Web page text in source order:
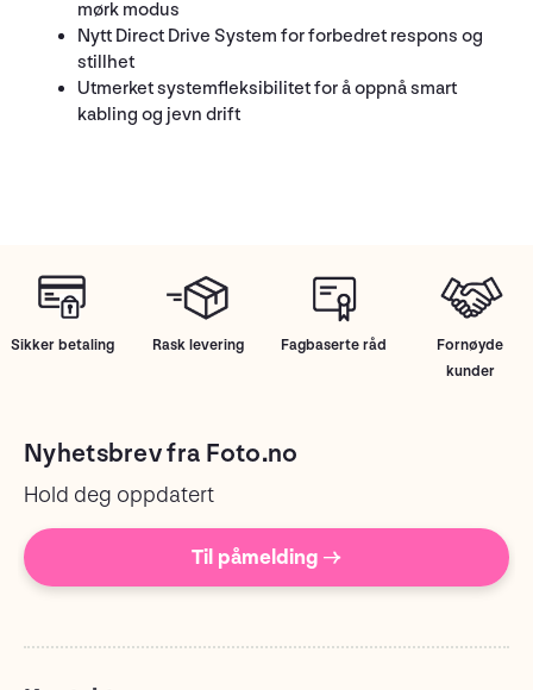
mørk modus
Nytt Direct Drive System for forbedret respons og
stillhet
Utmerket systemfleksibilitet for å oppnå smart
kabling og jevn drift
Sikker betaling Rask levering Fagbaserte råd
Fornøyde
kunder
Nyhetsbrev fra Foto.no
Hold deg oppdatert
Til påmelding →